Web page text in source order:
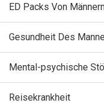
ED Packs Von
Gesundheit Des
Mental-psychische
Reisekrankheit